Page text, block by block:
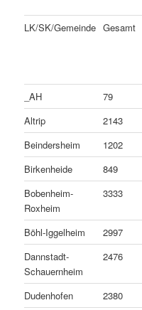
LK/SK/Gemeinde Gesamt
_AH 79
Altrip
2143
Beindersheim
1202
Birkenheide
849
Bobenheim-
Roxheim
3333
Böhl-Iggelheim 2997
Dannstadt-
Schauernheim
2476
Dudenhofen 2380